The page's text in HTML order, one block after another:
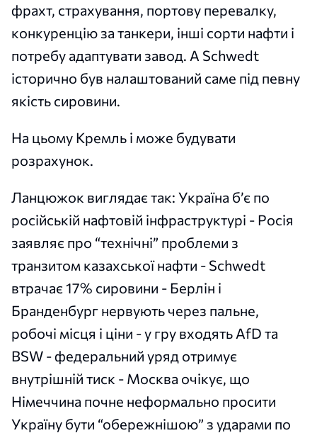
фрахт, страхування, портову перевалку,
конкуренцію за танкери, інші сорти нафти і
потребу адаптувати завод. А Schwedt
історично був налаштований саме під певну
якість сировини.
На цьому Кремль і може будувати
розрахунок.
Ланцюжок виглядає так: Україна б’є по
російській нафтовій інфраструктурі - Росія
заявляє про “технічні” проблеми з
транзитом казахської нафти - Schwedt
втрачає 17% сировини - Берлін і
Бранденбург нервують через пальне,
робочі місця і ціни - у гру входять AfD та
BSW - федеральний уряд отримує
внутрішній тиск - Москва очікує, що
Німеччина почне неформально просити
Україну бути “обережнішою” з ударами по